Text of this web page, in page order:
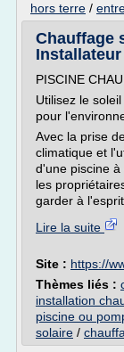
hors terre /
Chauffage
PISCINE
Utilisez le
pour
Avec la prise
climatique et
d'une piscine
les
garder à
Lire la suite
Site : https://
Thèmes liés :
installation
piscine ou
solaire /